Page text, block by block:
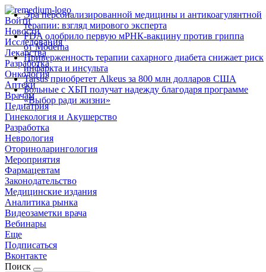
Войти
Новости
Исследования
Лекарства
Разработка
Онкология
Аптеки
Врачам
Педиатрия
Гинекология и Акушерство
Разработка
Неврология
Оториноларингология
Мероприятия
Фармацевтам
Законодательство
Медицинские издания
Аналитика рынка
Видеозаметки врача
Вебинары
Еще
Подписаться
Вконтакте
Поиск
Эра персонализированной медицины и антикоагулянтной
терапии: взгляд мирового эксперта
FDA одобрило первую мРНК‑вакцину против гриппа
от Moderna
Приверженность терапии сахарного диабета снижает риск
инфаркта и инсульта
Tarsus приобретет Alkeus за 800 млн долларов США
Больные с ХБП получат надежду благодаря программе
«Выбор ради жизни»